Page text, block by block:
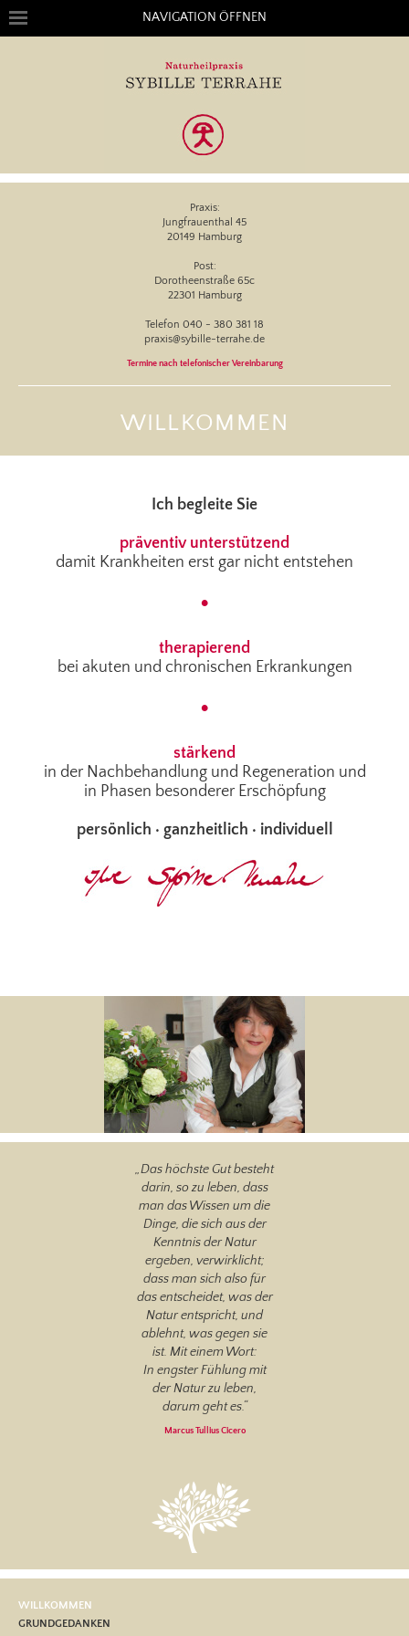
NAVIGATION ÖFFNEN
Praxis:
Jungfrauenthal 45
20149 Hamburg
Post:
Dorotheenstraße 65c
22301 Hamburg
Telefon 040 - 380 381 18
praxis@sybille-terrahe.de
Termine nach telefonischer Vereinbarung
WILLKOMMEN
Ich begleite Sie
präventiv unterstützend
damit Krankheiten erst gar nicht entstehen
•
therapierend
bei akuten und chronischen Erkrankungen
•
stärkend
in der Nachbehandlung und Regeneration und
in Phasen besonderer Erschöpfung
persönlich · ganzheitlich · individuell
„Das höchste Gut besteht
darin, so zu leben, dass
man das Wissen um die
Dinge, die sich aus der
Kenntnis der Natur
ergeben, verwirklicht;
dass man sich also für
das entscheidet, was der
Natur entspricht, und
ablehnt, was gegen sie
ist. Mit einem Wort:
In engster Fühlung mit
der Natur zu leben,
darum geht es.“
Marcus Tullius Cicero
WILLKOMMEN
GRUNDGEDANKEN